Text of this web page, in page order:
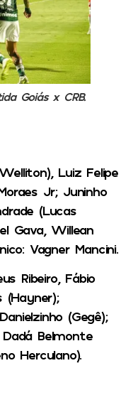
Goiás x CRB.
Luiz Felipe
Jr; Juninho
(Lucas
Gava, Willean
Vagner Mancini.
Ribeiro, Fábio
(Hayner);
(Gegê);
Belmonte
Herculano).